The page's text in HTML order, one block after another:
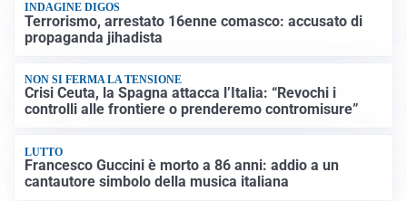
INDAGINE DIGOS
Terrorismo, arrestato 16enne comasco: accusato di
propaganda jihadista
NON SI FERMA LA TENSIONE
Crisi Ceuta, la Spagna attacca l’Italia: “Revochi i
controlli alle frontiere o prenderemo contromisure”
LUTTO
Francesco Guccini è morto a 86 anni: addio a un
cantautore simbolo della musica italiana